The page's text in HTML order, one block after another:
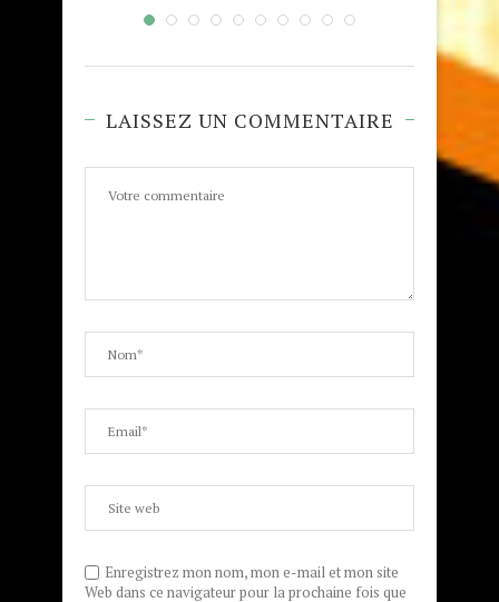
LAISSEZ UN COMMENTAIRE
Enregistrez mon nom, mon e-mail et mon site
Web dans ce navigateur pour la prochaine fois que